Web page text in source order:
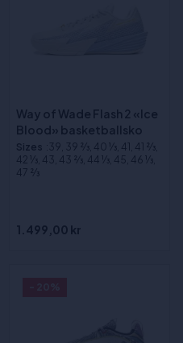
Way of Wade Flash 2 «Ice
Blood» basketballsko
Sizes :39, 39 2⁄3, 40 1⁄3, 41, 41 2⁄3,
42 1⁄3, 43, 43 2⁄3, 44 1⁄3, 45, 46 1⁄3,
47 2⁄3
1.499,00 kr